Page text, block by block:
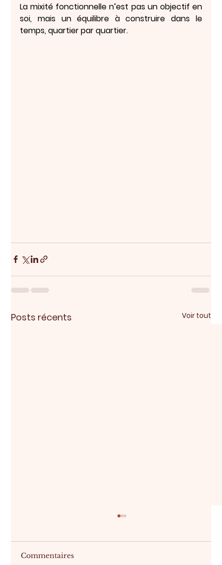
La mixité fonctionnelle n’est pas un objectif en
soi, mais un équilibre à construire dans le
temps, quartier par quartier.
Posts récents Voir tout
Commentaires